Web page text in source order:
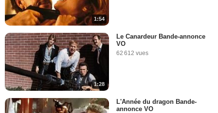
1:54
1:28
Le Canardeur Bande-annonce
VO
62 612 vues
L'Année du dragon Bande-
annonce VO